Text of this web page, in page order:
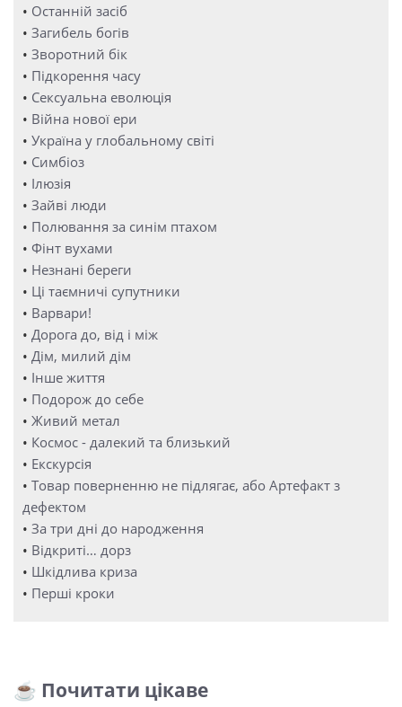
• Останній засіб
• Загибель богів
• Зворотний бік
• Підкорення часу
• Сексуальна еволюція
• Війна нової ери
• Україна у глобальному світі
• Симбіоз
• Ілюзія
• Зайві люди
• Полювання за синім птахом
• Фінт вухами
• Незнані береги
• Ці таємничі супутники
• Варвари!
• Дорога до, від і між
• Дім, милий дім
• Інше життя
• Подорож до себе
• Живий метал
• Космос - далекий та близький
• Екскурсія
• Товар поверненню не підлягає, або Артефакт з
дефектом
• За три дні до народження
• Відкриті… дорз
• Шкідлива криза
• Перші кроки
☕ Почитати цікаве